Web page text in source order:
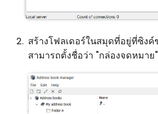
สร้างโฟลเดอร์ในสมุดที่อยู่ที่ซิง
สามารถตั้งชื่อว่า "กล่องจดหมาย